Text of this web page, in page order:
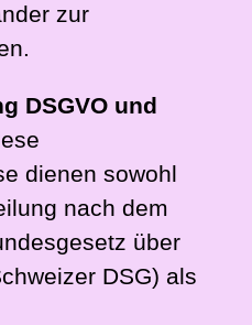
zur
DSGVO und
dienen sowohl
nach dem
über
DSG) als